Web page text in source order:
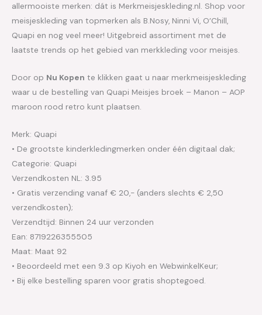
allermooiste merken: dát is Merkmeisjeskleding.nl. Shop voor
meisjeskleding van topmerken als B.Nosy, Ninni Vi, O’Chill,
Quapi en nog veel meer! Uitgebreid assortiment met de
laatste trends op het gebied van merkkleding voor meisjes.
Door op Nu Kopen te klikken gaat u naar merkmeisjeskleding
waar u de bestelling van Quapi Meisjes broek – Manon – AOP
maroon rood retro kunt plaatsen.
Merk: Quapi
• De grootste kinderkledingmerken onder één digitaal dak;
Categorie: Quapi
Verzendkosten NL: 3.95
• Gratis verzending vanaf € 20,- (anders slechts € 2,50
verzendkosten);
Verzendtijd: Binnen 24 uur verzonden
Ean: 8719226355505
Maat: Maat 92
• Beoordeeld met een 9.3 op Kiyoh en WebwinkelKeur;
• Bij elke bestelling sparen voor gratis shoptegoed.